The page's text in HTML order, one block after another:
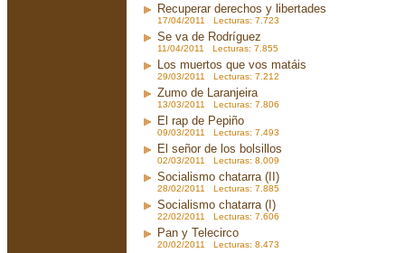
Recuperar derechos y libertades
17/04/2011 Lecturas: 7.723
Se va de Rodríguez
11/04/2011 Lecturas: 7.855
Los muertos que vos matáis
29/03/2011 Lecturas: 7.212
Zumo de Laranjeira
13/03/2011 Lecturas: 7.806
El rap de Pepiño
09/03/2011 Lecturas: 7.493
El señor de los bolsillos
02/03/2011 Lecturas: 8.009
Socialismo chatarra (II)
28/02/2011 Lecturas: 7.885
Socialismo chatarra (I)
22/02/2011 Lecturas: 7.606
Pan y Telecirco
20/02/2011 Lecturas: 8.473